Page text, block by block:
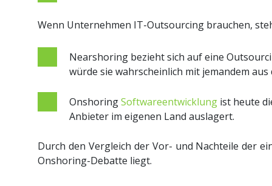
Wenn Unternehmen IT-Outsourcing brauchen,
Nearshoring bezieht sich auf eine
würde sie wahrscheinlich mit jemandem
OnshoringSoftwareentwicklung ist heute
Anbieter im eigenen Land auslagert.
Durch den Vergleich der Vor- und Nachteile der
Onshoring-Debatte liegt.